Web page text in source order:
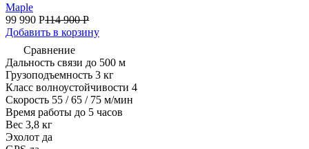
Maple
99 990 Р114 900 Р
Добавить в корзину
Сравнение
Дальность связи до 500 м
Грузоподъемность 3 кг
Класс волноустойчивости 4
Скорость 55 / 65 / 75 м/мин
Время работы до 5 часов
Вес 3,8 кг
Эхолот да